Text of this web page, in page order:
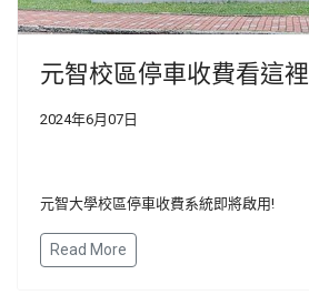
元智校區停車收費看這裡
2024年6月07日
元智大學校區停車收費系統即將啟用!
Read More